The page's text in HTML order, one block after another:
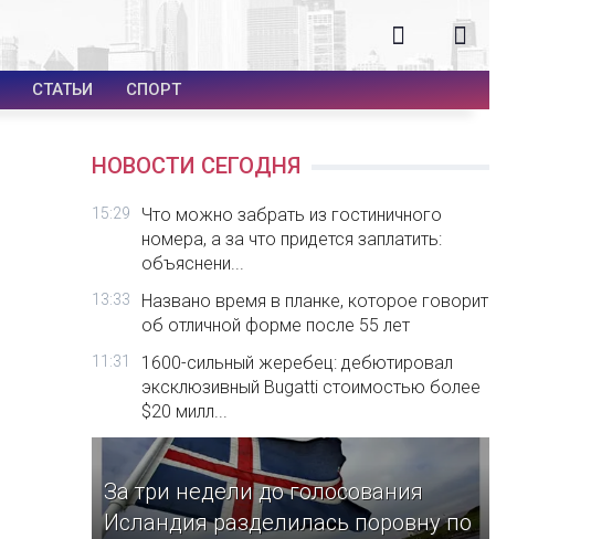
СТАТЬИ СПОРТ
НОВОСТИ СЕГОДНЯ
15:29
Что можно забрать из гостиничного
номера, а за что придется заплатить:
объяснени...
13:33
Названо время в планке, которое говорит
об отличной форме после 55 лет
11:31
1600-сильный жеребец: дебютировал
эксклюзивный Bugatti стоимостью более
$20 милл...
За три недели до голосования
Исландия разделилась поровну по